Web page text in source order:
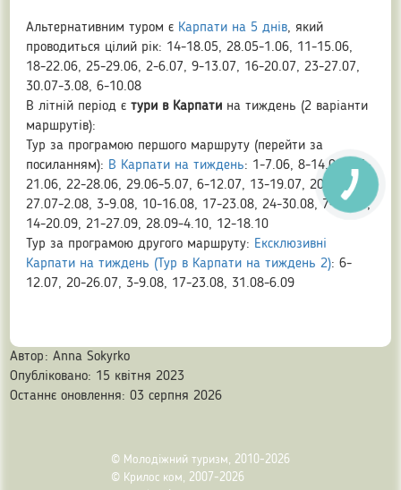
Альтернативним туром є Карпати на 5 днів, який
проводиться цілий рік: 14-18.05, 28.05-1.06, 11-15.06,
18-22.06, 25-29.06, 2-6.07, 9-13.07, 16-20.07, 23-27.07,
30.07-3.08, 6-10.08
В літній період єтури в Карпати на тиждень (2 варіанти
маршрутів):
Тур за програмою першого маршруту (перейти за
посиланням): В Карпати на тиждень: 1-7.06, 8-14.06, 15-
21.06, 22-28.06, 29.06-5.07, 6-12.07, 13-19.07, 20-26.07,
27.07-2.08, 3-9.08, 10-16.08, 17-23.08, 24-30.08, 7-13.09,
14-20.09, 21-27.09, 28.09-4.10, 12-18.10
Тур за програмою другого маршруту: Ексклюзивні
Карпати на тиждень (Тур в Карпати на тиждень 2): 6-
12.07, 20-26.07, 3-9.08, 17-23.08, 31.08-6.09
Автор:Anna Sokyrko
Опубліковано: 15 квітня 2023
Останнє оновлення: 03 серпня 2026
© Молодіжний туризм, 2010-2026
© Крилос ком, 2007-2026